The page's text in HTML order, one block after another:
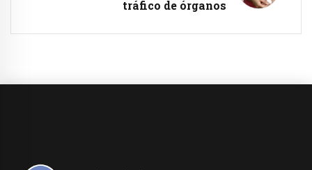
tráfico de órganos